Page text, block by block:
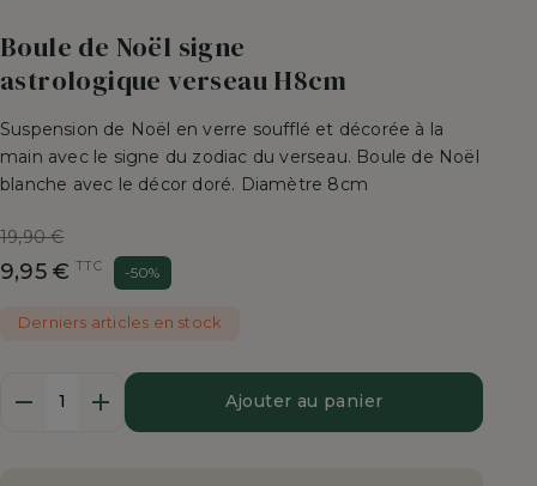
Boule de Noël signe
astrologique verseau H8cm
Suspension de Noël en verre soufflé et décorée à la
main avec le signe du zodiac du verseau. Boule de Noël
blanche avec le décor doré. Diamètre 8cm
Prix
de
19,90 €
9,95 € TTC -50%
Derniers articles en stock
Ajouter au panier